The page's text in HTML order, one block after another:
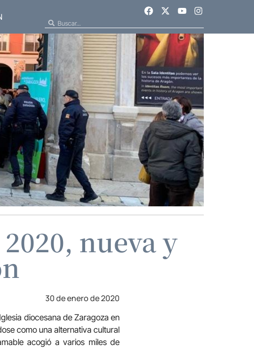
nueva y
30 de enero de 2020
diocesana de Zaragoza en
como una alternativa cultural
acogió a varios miles de